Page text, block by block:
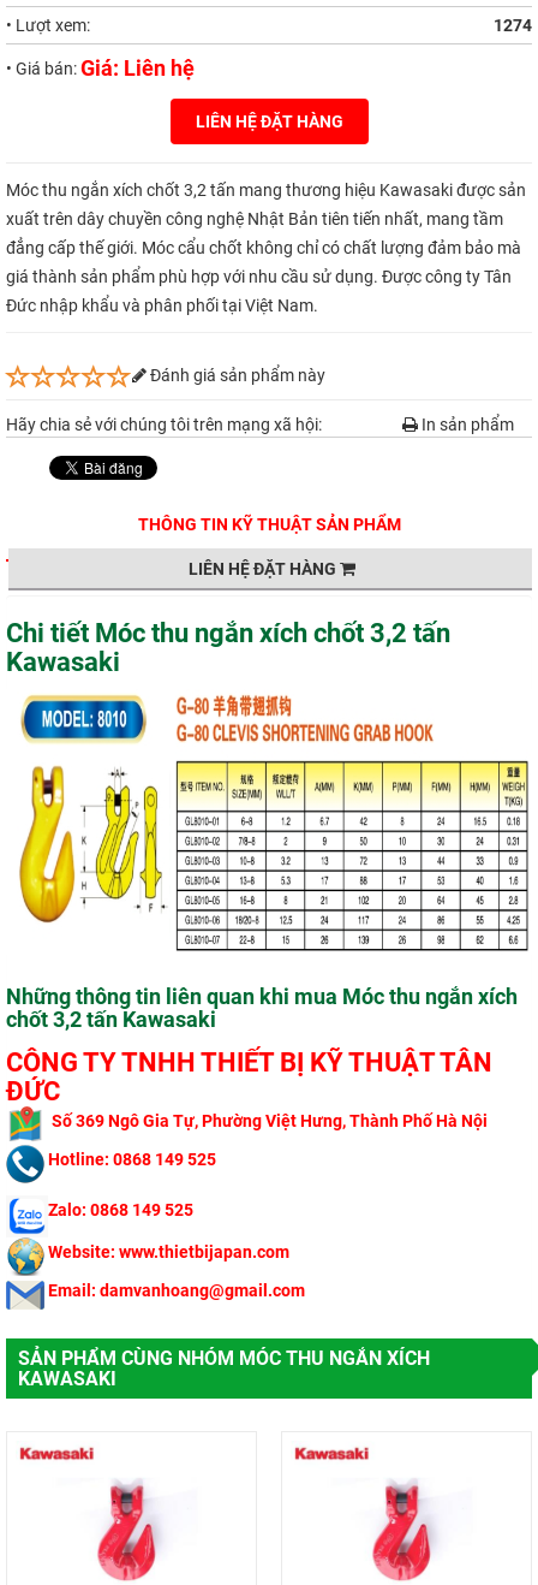
• Lượt xem:
1274
• Giá bán:Giá: Liên hệ
LIÊN HỆ ĐẶT HÀNG
Móc thu ngắn xích chốt 3,2 tấn mang thương hiệu Kawasaki được sản
xuất trên dây chuyền công nghệ Nhật Bản tiên tiến nhất, mang tầm
đẳng cấp thế giới. Móc cẩu chốt không chỉ có chất lượng đảm bảo mà
giá thành sản phẩm phù hợp với nhu cầu sử dụng. Được công ty Tân
Đức nhập khẩu và phân phối tại Việt Nam.
Đánh giá sản phẩm này
In sản phẩm
Hãy chia sẻ với chúng tôi trên mạng xã hội:
THÔNG TIN KỸ THUẬT SẢN PHẨM
LIÊN HỆ ĐẶT HÀNG
Chi tiết Móc thu ngắn xích chốt 3,2 tấn
Kawasaki
Những thông tin liên quan khi mua Móc thu ngắn xích
chốt 3,2 tấn Kawasaki
CÔNG TY TNHH THIẾT BỊ KỸ THUẬT TÂN
ĐỨC
Số 369 Ngô Gia Tự, Phường Việt Hưng, Thành Phố Hà Nội
Hotline: 0868 149 525
Zalo: 0868 149 525
Website: www.thietbijapan.com
Email: damvanhoang@gmail.com
SẢN PHẨM CÙNG NHÓM MÓC THU NGẮN XÍCH
KAWASAKI